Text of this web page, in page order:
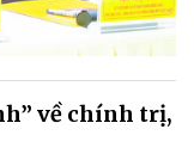
về chính trị,